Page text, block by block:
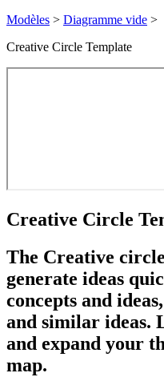
Modèles > Diagramme vide >
Creative Circle Template
Creative Circle
The Creative
generate ideas
concepts and
and similar ideas.
and expand your
map.